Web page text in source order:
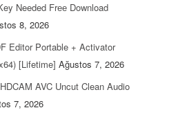
Needed Frее Download
8, 2026
Editor Portable + Activator
[Lifetime] Ağustos 7, 2026
AVC Uncut Clean Audio
7, 2026